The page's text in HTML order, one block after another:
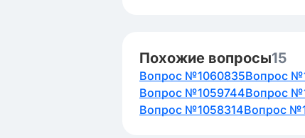
Похожие вопросы15
Вопрос №1060835Вопрос
Вопрос №1059744Вопрос
Вопрос №1058314Вопрос